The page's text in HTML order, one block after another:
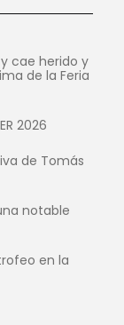
cae herido y
de la Feria
2026
de Tomás
notable
en la